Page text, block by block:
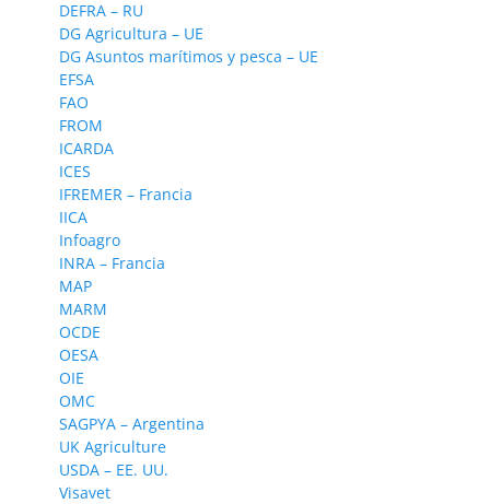
DEFRA – RU
DG Agricultura – UE
DG Asuntos marítimos y pesca – UE
EFSA
FAO
FROM
ICARDA
ICES
IFREMER – Francia
IICA
Infoagro
INRA – Francia
MAP
MARM
OCDE
OESA
OIE
OMC
SAGPYA – Argentina
UK Agriculture
USDA – EE. UU.
Visavet